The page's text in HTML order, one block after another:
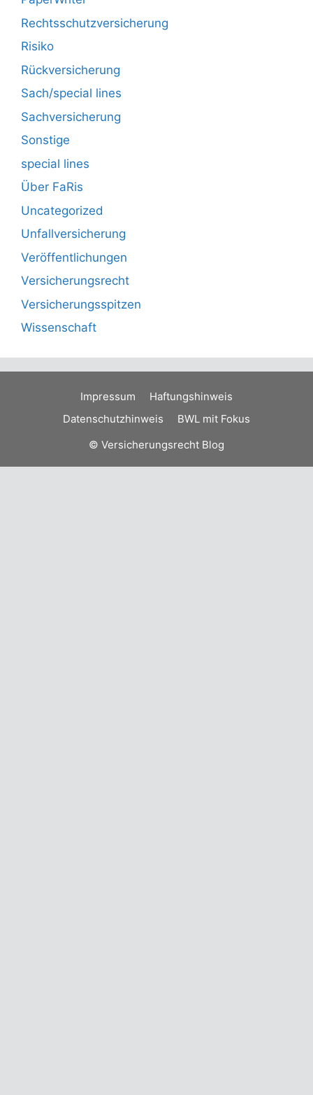
Rechtsschutzversicherung
Risiko
Rückversicherung
Sach/special lines
Sachversicherung
Sonstige
special lines
Über FaRis
Uncategorized
Unfallversicherung
Veröffentlichungen
Versicherungsrecht
Versicherungsspitzen
Wissenschaft
Impressum
Haftungshinweis
Datenschutzhinweis
BWL mit Fokus
© Versicherungsrecht Blog